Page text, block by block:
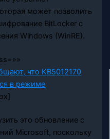
может позволить
BitLocker с
Windows (WinRE).
что KB5012170
в режиме
это обновление с
Microsoft, поскольку